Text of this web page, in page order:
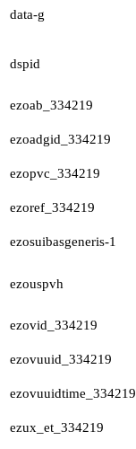
data-g
dspid
ezoab_334219
ezoadgid_334219
ezopvc_334219
ezoref_334219
ezosuibasgeneris-1
ezouspvh
ezovid_334219
ezovuuid_334219
ezovuuidtime_334219
ezux_et_334219